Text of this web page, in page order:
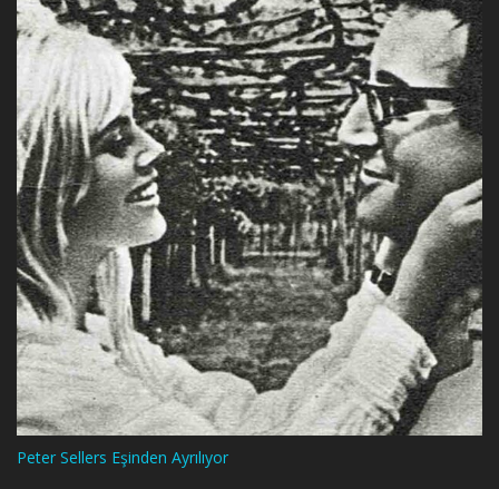
Peter Sellers Eşinden Ayrılıyor